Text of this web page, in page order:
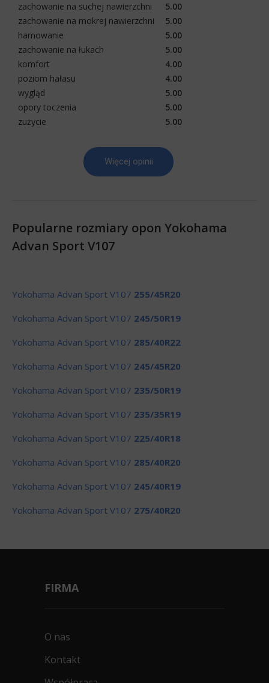
zachowanie na suchej nawierzchni
5.00
zachowanie na mokrej nawierzchni
5.00
hamowanie
5.00
zachowanie na łukach
5.00
komfort
4.00
poziom hałasu
4.00
wygląd
5.00
opory toczenia
5.00
zużycie
5.00
Więcej opinii
Popularne rozmiary opon Yokohama
Advan Sport V107
Yokohama Advan Sport V107 255/45R20
Yokohama Advan Sport V107 245/50R19
Yokohama Advan Sport V107 285/40R22
Yokohama Advan Sport V107 245/45R20
Yokohama Advan Sport V107 235/50R19
Yokohama Advan Sport V107 235/35R19
Yokohama Advan Sport V107 225/40R18
Yokohama Advan Sport V107 285/40R20
Yokohama Advan Sport V107 245/40R19
Yokohama Advan Sport V107 275/40R20
FIRMA
O nas
Kontakt